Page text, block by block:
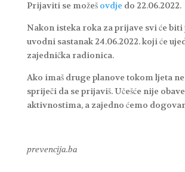
Prijaviti se možeš ovdjedo 22.06.2022.
Nakon isteka roka za prijave svi će biti
uvodni sastanak 24.06.2022. koji će
zajednička radionica.
Ako imaš druge planove tokom ljeta
spriječi da se prijaviš. Učešće nije
aktivnostima, a zajedno ćemo
prevencija.ba